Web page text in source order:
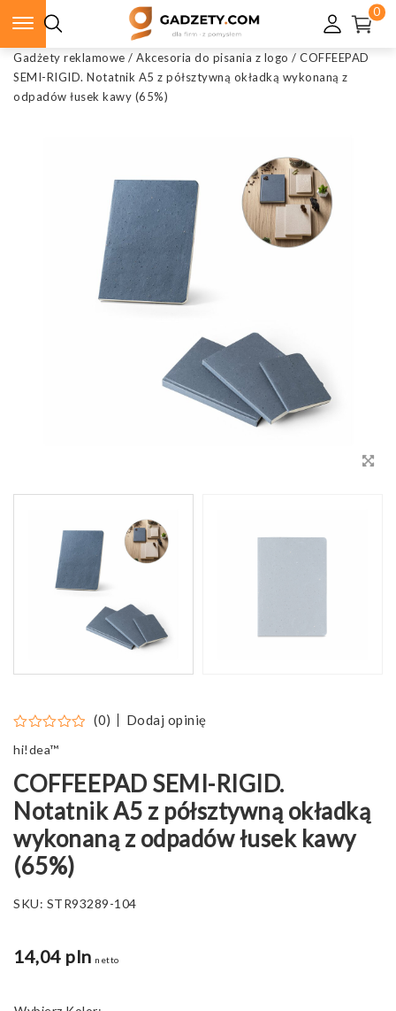
0
Gadżety reklamowe / Akcesoria do pisania z logo / COFFEEPAD
SEMI-RIGID. Notatnik A5 z półsztywną okładką wykonaną z
odpadów łusek kawy (65%)
(0) Dodaj opinię
hi!dea™
COFFEEPAD SEMI-RIGID.
Notatnik A5 z półsztywną okładką
wykonaną z odpadów łusek kawy
(65%)
SKU: STR93289-104
14,04 pln netto